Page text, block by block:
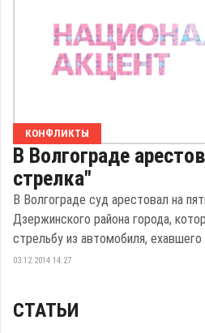
КОНФЛИКТЫ
В Волгограде
стрелка"
В Волгограде суд арестовал на
Дзержинского района города,
стрельбу из автомобиля, ехавшего
03.12.2014 14:27
СТАТЬИ